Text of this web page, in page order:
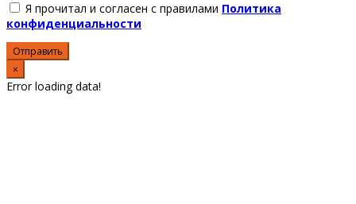
Я прочитал и согласен с правилами Политика
конфиденциальности
Отправить
×
Error loading data!